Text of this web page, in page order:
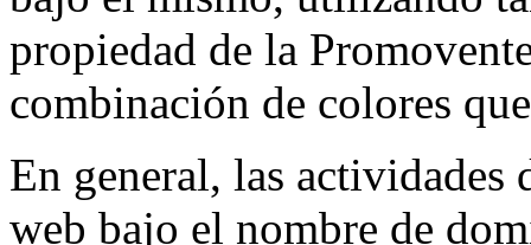
propiedad de la
combinación de colores
En general, las actividades
web bajo el nombre de